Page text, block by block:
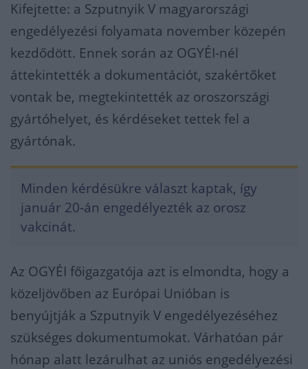
Kifejtette: a Szputnyik V magyarországi
engedélyezési folyamata november közepén
kezdődött. Ennek során az OGYÉI-nél
áttekintették a dokumentációt, szakértőket
vontak be, megtekintették az oroszországi
gyártóhelyet, és kérdéseket tettek fel a
gyártónak.
Minden kérdésükre választ kaptak, így
január 20-án engedélyezték az orosz
vakcinát.
Az OGYÉI főigazgatója azt is elmondta, hogy a
közeljövőben az Európai Unióban is
benyújtják a Szputnyik V engedélyezéséhez
szükséges dokumentumokat. Várhatóan pár
hónap alatt lezárulhat az uniós engedélyezési